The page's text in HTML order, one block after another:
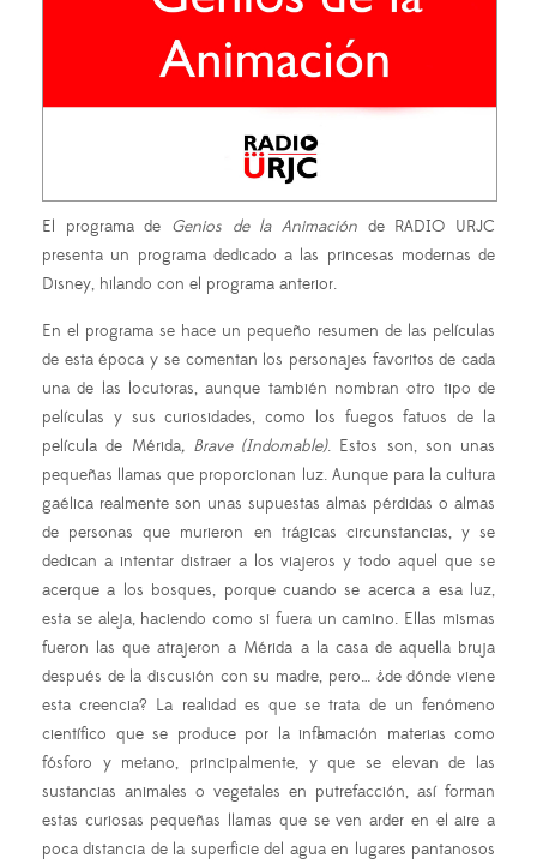
El programa de Genios de la Animación de RADIO URJC
presenta un programa dedicado a las princesas modernas de
Disney, hilando con el programa anterior.
En el programa se hace un pequeño resumen de las películas
de esta época y se comentan los personajes favoritos de cada
una de las locutoras, aunque también nombran otro tipo de
películas y sus curiosidades, como los fuegos fatuos de la
película de Mérida, Brave (Indomable). Estos son, son unas
pequeñas llamas que proporcionan luz. Aunque para la cultura
gaélica realmente son unas supuestas almas pérdidas o almas
de personas que murieron en trágicas circunstancias, y se
dedican a intentar distraer a los viajeros y todo aquel que se
acerque a los bosques, porque cuando se acerca a esa luz,
esta se aleja, haciendo como si fuera un camino. Ellas mismas
fueron las que atrajeron a Mérida a la casa de aquella bruja
después de la discusión con su madre, pero… ¿de dónde viene
esta creencia? La realidad es que se trata de un fenómeno
científico que se produce por la inflamación materias como
fósforo y metano, principalmente, y que se elevan de las
sustancias animales o vegetales en putrefacción, así forman
estas curiosas pequeñas llamas que se ven arder en el aire a
poca distancia de la superficie del agua en lugares pantanosos